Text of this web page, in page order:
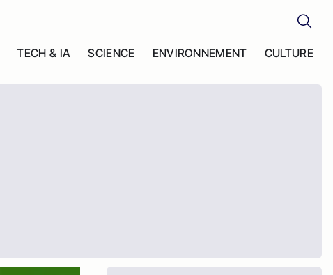
TECH & IA SCIENCE ENVIRONNEMENT CULTURE